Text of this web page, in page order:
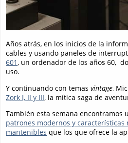
Años atrás, en los inicios de la
cables y usando paneles de
601, un ordenador de los años 60,
uso.
Y continuando con temas vintage,
Zork I, II y III, la mítica saga de
También esta semana
patrones modernos y
mantenibles que los que ofrece la